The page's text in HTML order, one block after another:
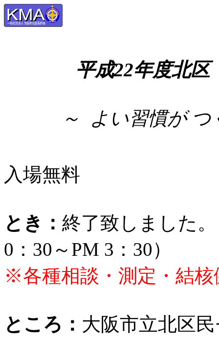
平成22年度北
～ よい習慣が
入場無料
とき： 終了致しました
0：30～PM 3：30）
※各種相談・測定・結
ところ： 大阪市立北区